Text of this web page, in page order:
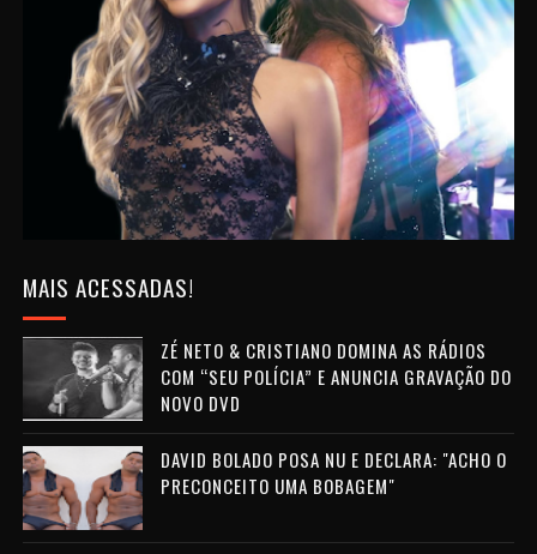
MAIS ACESSADAS!
ZÉ NETO & CRISTIANO DOMINA AS RÁDIOS
COM “SEU POLÍCIA” E ANUNCIA GRAVAÇÃO DO
NOVO DVD
DAVID BOLADO POSA NU E DECLARA: "ACHO O
PRECONCEITO UMA BOBAGEM"